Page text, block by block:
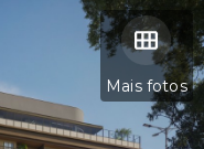
Mais fotos